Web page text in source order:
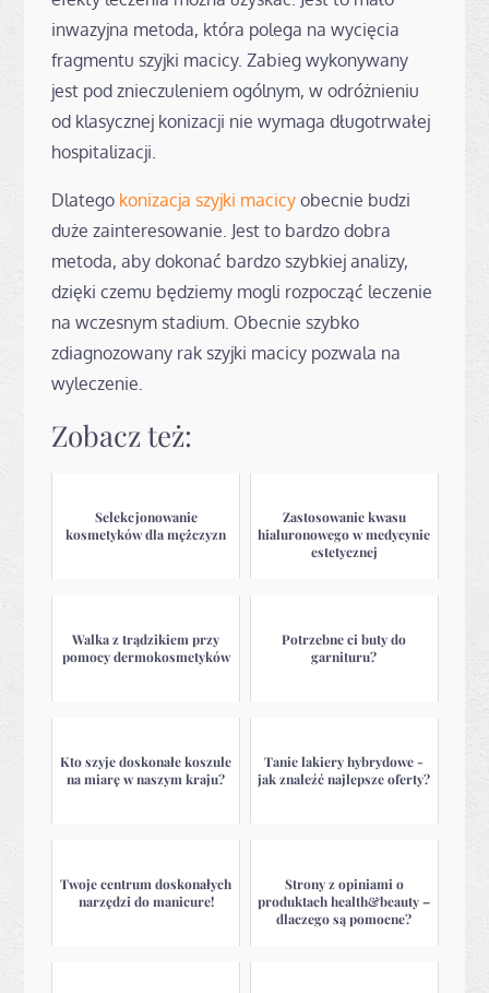
inwazyjna metoda, która polega na wycięcia
fragmentu szyjki macicy. Zabieg wykonywany
jest pod znieczuleniem ogólnym, w odróżnieniu
od klasycznej konizacji nie wymaga długotrwałej
hospitalizacji.
Dlatego konizacja szyjki macicy obecnie budzi
duże zainteresowanie. Jest to bardzo dobra
metoda, aby dokonać bardzo szybkiej analizy,
dzięki czemu będziemy mogli rozpocząć leczenie
na wczesnym stadium. Obecnie szybko
zdiagnozowany rak szyjki macicy pozwala na
wyleczenie.
Zobacz też:
Selekcjonowanie
kosmetyków dla mężczyzn
Zastosowanie kwasu
hialuronowego w medycynie
estetycznej
Walka z trądzikiem przy
pomocy dermokosmetyków
Potrzebne ci buty do
garnituru?
Kto szyje doskonałe koszule
na miarę w naszym kraju?
Tanie lakiery hybrydowe -
jak znaleźć najlepsze oferty?
Twoje centrum doskonałych
narzędzi do manicure!
Strony z opiniami o
produktach health&beauty –
dlaczego są pomocne?